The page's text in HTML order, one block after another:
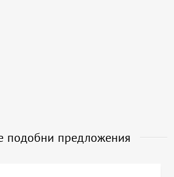
подобни предложения